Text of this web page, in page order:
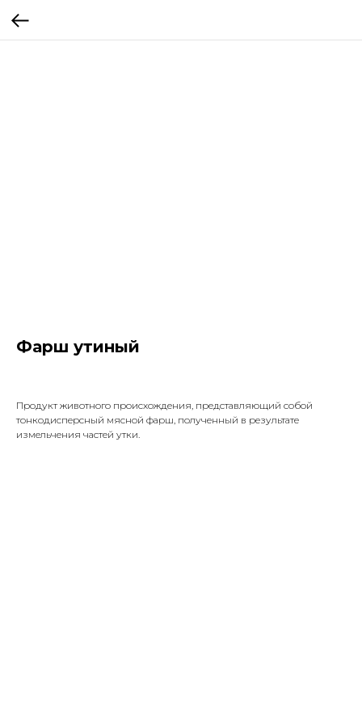
Фарш утиный
Продукт животного происхождения, представляющий собой
тонкодисперсный мясной фарш, полученный в результате
измельчения частей утки.